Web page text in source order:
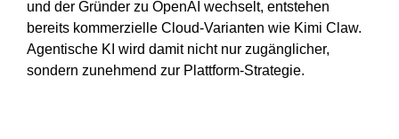
und der Gründer zu OpenAI wechselt, entstehen
bereits kommerzielle Cloud-Varianten wie Kimi Claw.
Agentische KI wird damit nicht nur zugänglicher,
sondern zunehmend zur Plattform-Strategie.